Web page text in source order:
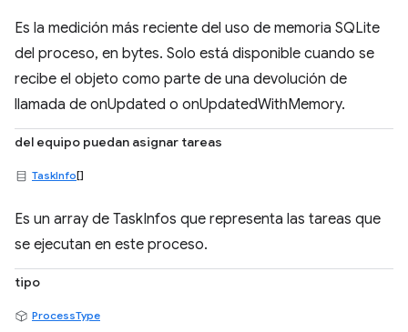
Es la medición más reciente del uso de memoria SQLite
del proceso, en bytes. Solo está disponible cuando se
recibe el objeto como parte de una devolución de
llamada de onUpdated o onUpdatedWithMemory.
del equipo puedan asignar tareas
TaskInfo[]
Es un array de TaskInfos que representa las tareas que
se ejecutan en este proceso.
tipo
ProcessType